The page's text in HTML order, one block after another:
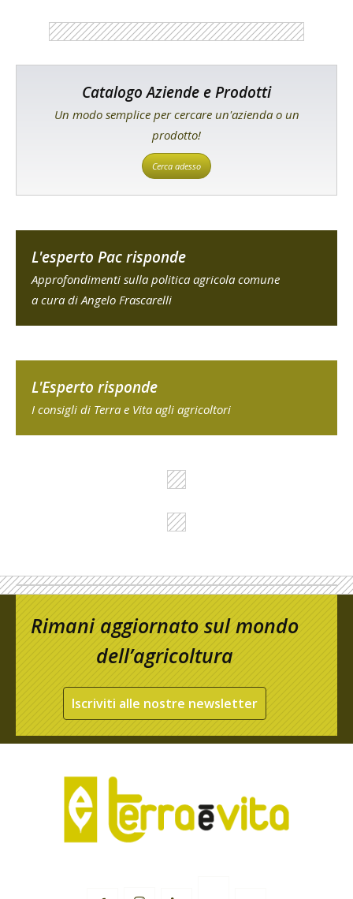
Catalogo Aziende e Prodotti
Un modo semplice per cercare un'azienda o un
prodotto!
Cerca adesso
L'esperto Pac risponde
Approfondimenti sulla politica agricola comune
a cura di Angelo Frascarelli
L'Esperto risponde
I consigli di Terra e Vita agli agricoltori
Rimani aggiornato sul mondo
dell’agricoltura
Iscriviti alle nostre newsletter